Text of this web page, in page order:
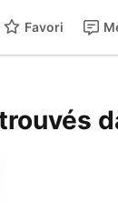
Favori